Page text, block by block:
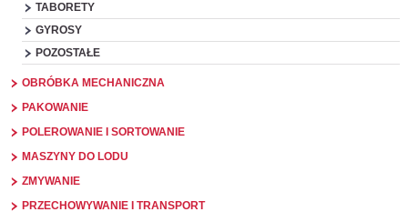
TABORETY
GYROSY
POZOSTAŁE
OBRÓBKA MECHANICZNA
PAKOWANIE
POLEROWANIE I SORTOWANIE
MASZYNY DO LODU
ZMYWANIE
PRZECHOWYWANIE I TRANSPORT